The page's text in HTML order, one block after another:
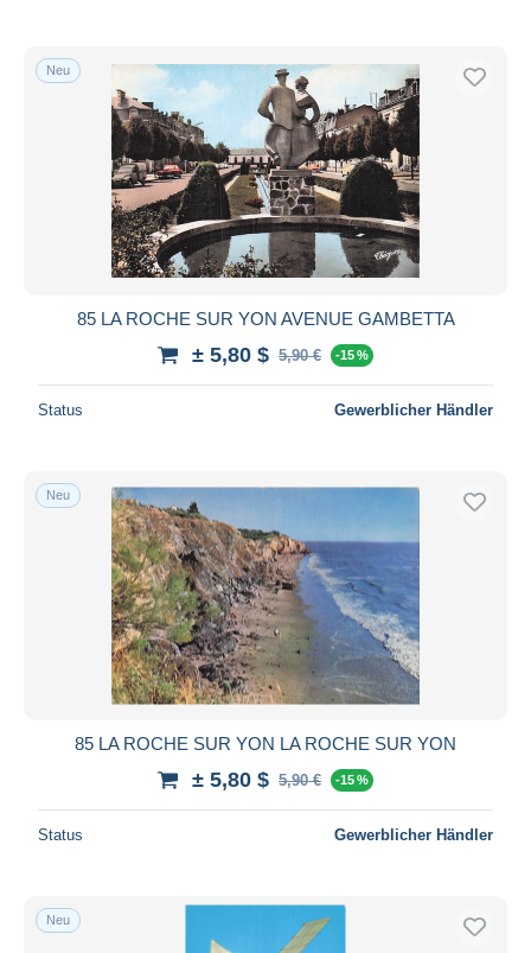
Neu
85 LA ROCHE SUR YON AVENUE GAMBETTA
± 5,80 $ 5,90 € -15 %
Status Gewerblicher Händler
Neu
85 LA ROCHE SUR YON LA ROCHE SUR YON
± 5,80 $ 5,90 € -15 %
Status Gewerblicher Händler
Neu